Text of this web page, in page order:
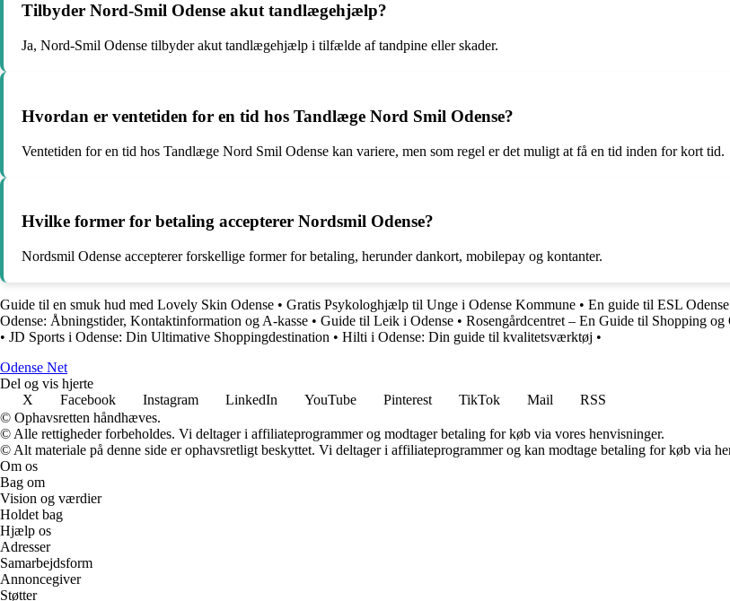
Tilbyder Nord-Smil Odense akut tandlægehjælp?
Ja, Nord-Smil Odense tilbyder akut tandlægehjælp i tilfælde af tandpine eller skader.
Hvordan er ventetiden for en tid hos Tandlæge Nord Smil Odense?
Ventetiden for en tid hos Tandlæge Nord Smil Odense kan variere, men som regel er det muligt at få en tid inden for kort tid.
Hvilke former for betaling accepterer Nordsmil Odense?
Nordsmil Odense accepterer forskellige former for betaling, herunder dankort, mobilepay og kontanter.
Guide til en smuk hud med Lovely Skin Odense • Gratis Psykologhjælp til Unge i Odense Kommune • En guide til ESL
Odense: Åbningstider, Kontaktinformation og A-kasse • Guide til Leik i Odense • Rosengårdcentret – En Guide til Shopping og
• JD Sports i Odense: Din Ultimative Shoppingdestination • Hilti i Odense: Din guide til kvalitetsværktøj •
Odense Net
Del og vis hjerte
X
Facebook Instagram LinkedIn YouTube Pinterest TikTok Mail
RSS
© Ophavsretten håndhæves.
© Alle rettigheder forbeholdes. Vi deltager i affiliateprogrammer og modtager betaling for køb via vores henvisninger.
© Alt materiale på denne side er ophavsretligt beskyttet. Vi deltager i affiliateprogrammer og kan modtage betaling for køb via
Om os
Bag om
Vision og værdier
Holdet bag
Hjælp os
Adresser
Samarbejdsform
Annoncegiver
Støtter